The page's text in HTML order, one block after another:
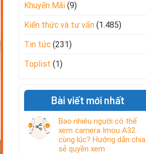
Khuyến Mãi (9)
Kiến thức và tư vấn (1.485)
Tin tức (231)
Toplist (1)
Bài viết mới nhất
Bao nhiêu người có thể
xem camera Imou A32
cùng lúc? Hướng dẫn chia
sẻ quyền xem